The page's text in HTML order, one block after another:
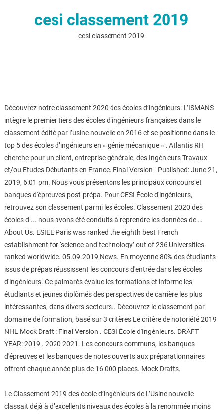
cesi classement 2019
cesi classement 2019
Découvrez notre classement 2020 des écoles d’ingénieurs. L’ISMANS
intègre le premier tiers des écoles d’ingénieurs françaises dans le
classement édité par l’usine nouvelle en 2016 et se positionne dans le
top 5 des écoles d’ingénieurs en « génie mécanique » . Atlantis RH
cherche pour un client, entreprise générale, des Ingénieurs Travaux
et/ou Etudes Débutants en France. Final Version - Published: June 21,
2019, 6:01 pm. Nous vous présentons les principaux concours et
banques d'épreuves post-prépa. Pour CESI École d'ingénieurs,
retrouvez son classement parmi les écoles. Classement 2020 des
écoles d ... nous avons été conduits à reprendre les données de …
About Us. ESIEE Paris was ranked the eighth best French
establishment for ‘science and technology’ out of 236 Universities
ranked worldwide. 05.09.2019 News. En moyenne 80% des étudiants
issus de prépas réussissent les concours d'entrée dans les écoles
d'ingénieurs. Ce palmarès évalue les formations et informe les
étudiants et jeunes diplômés des perspectives de carrière les plus
intéressantes, dans divers secteurs.. Découvrez le classement par
domaine de formation, basé sur 3 critères Le critère de notoriété 2019
NHL Mock Draft : Final Version . CESI École d'Ingénieurs. DRAFT
YEAR: 2019 . 2020 2021. Les concours communs, les banques
d'épreuves et les banques de notes ouverts aux préparationnaires
offrent chaque année plus de 16 000 places. Mock Drafts.
Le Classement 2019 des école d’ingénieurs de L’Usine nouvelle
classait déjà à d’excellents niveaux des écoles à la renommée moins